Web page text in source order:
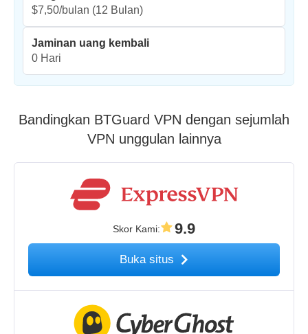
$7,50/bulan (12 Bulan)
Jaminan uang kembali
0 Hari
Bandingkan BTGuard VPN dengan sejumlah
VPN unggulan lainnya
Skor Kami: 9.9
Buka situs